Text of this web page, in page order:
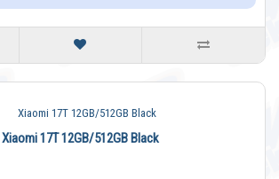
Xiaomi 17T 12GB/512GB Black